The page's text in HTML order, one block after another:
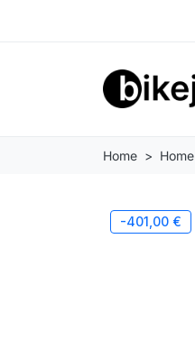
Home Home
-401,00 €